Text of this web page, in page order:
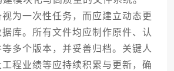
为一次性任务，而应建立动态更
库。所有文件均应制作原件、认
多个版本，并妥善归档。关键人
程业绩等应持续积累与更新，确